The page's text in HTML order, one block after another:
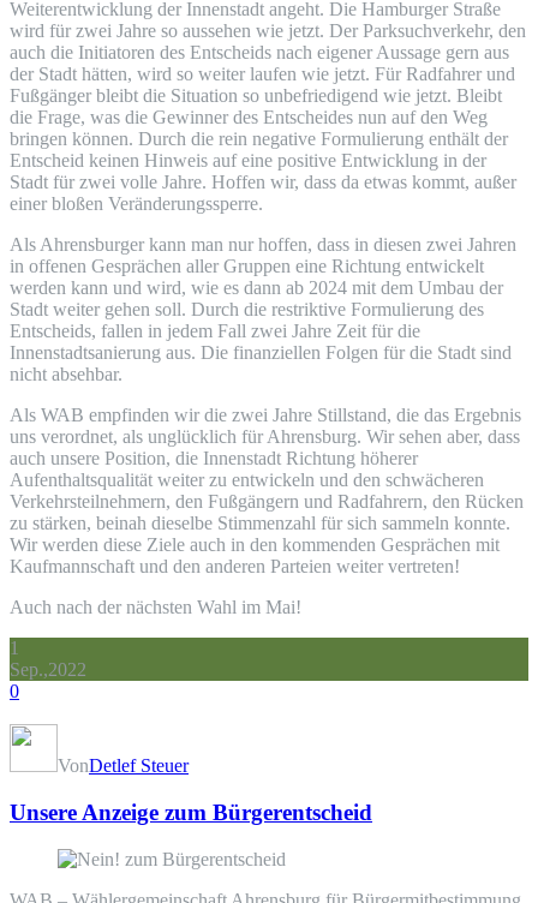
Weiterentwicklung der Innenstadt angeht. Die Hamburger Straße
wird für zwei Jahre so aussehen wie jetzt. Der Parksuchverkehr, den
auch die Initiatoren des Entscheids nach eigener Aussage gern aus
der Stadt hätten, wird so weiter laufen wie jetzt. Für Radfahrer und
Fußgänger bleibt die Situation so unbefriedigend wie jetzt. Bleibt
die Frage, was die Gewinner des Entscheides nun auf den Weg
bringen können. Durch die rein negative Formulierung enthält der
Entscheid keinen Hinweis auf eine positive Entwicklung in der
Stadt für zwei volle Jahre. Hoffen wir, dass da etwas kommt, außer
einer bloßen Veränderungssperre.
Als Ahrensburger kann man nur hoffen, dass in diesen zwei Jahren
in offenen Gesprächen aller Gruppen eine Richtung entwickelt
werden kann und wird, wie es dann ab 2024 mit dem Umbau der
Stadt weiter gehen soll. Durch die restriktive Formulierung des
Entscheids, fallen in jedem Fall zwei Jahre Zeit für die
Innenstadtsanierung aus. Die finanziellen Folgen für die Stadt sind
nicht absehbar.
Als WAB empfinden wir die zwei Jahre Stillstand, die das Ergebnis
uns verordnet, als unglücklich für Ahrensburg. Wir sehen aber, dass
auch unsere Position, die Innenstadt Richtung höherer
Aufenthaltsqualität weiter zu entwickeln und den schwächeren
Verkehrsteilnehmern, den Fußgängern und Radfahrern, den Rücken
zu stärken, beinah dieselbe Stimmenzahl für sich sammeln konnte.
Wir werden diese Ziele auch in den kommenden Gesprächen mit
Kaufmannschaft und den anderen Parteien weiter vertreten!
Auch nach der nächsten Wahl im Mai!
1
Sep.,2022
0
VonDetlef Steuer
Unsere Anzeige zum Bürgerentscheid